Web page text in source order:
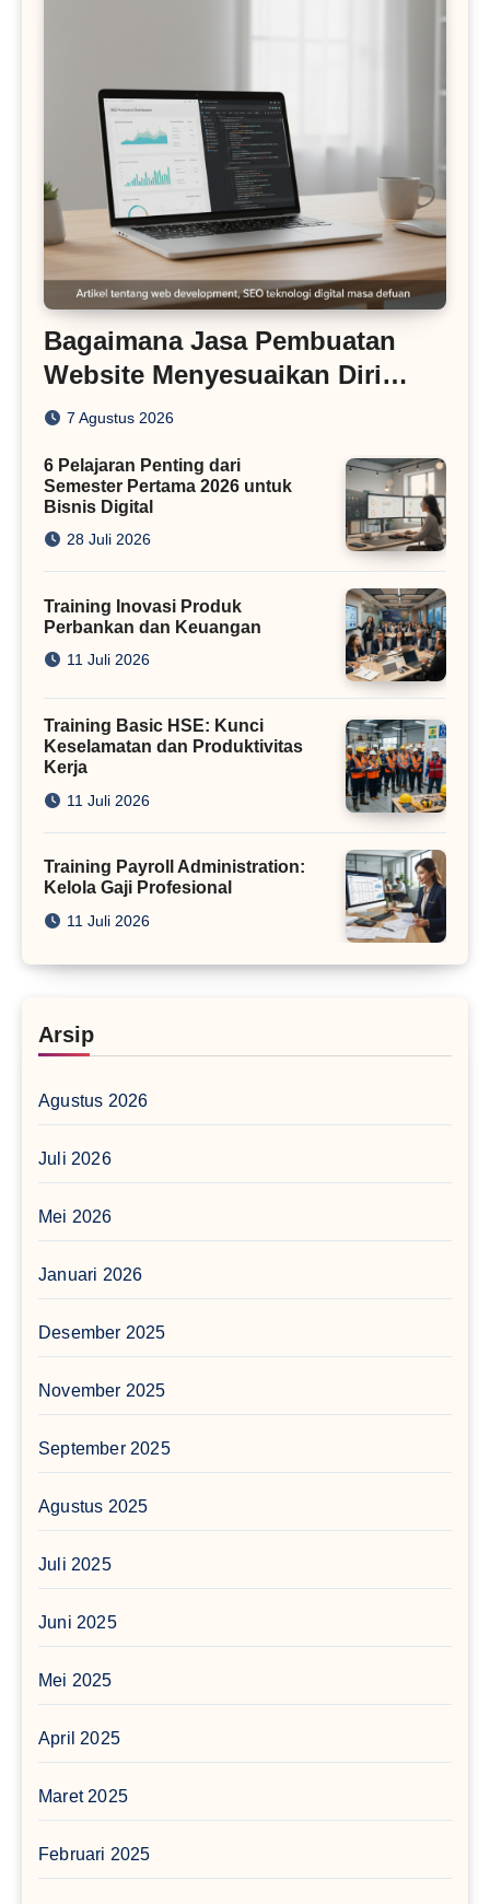
Bagaimana Jasa Pembuatan
Website Menyesuaikan Diri
dengan Algoritma SEO Masa
7 Agustus 2026
6 Pelajaran Penting dari
Semester Pertama 2026 untuk
Bisnis Digital
28 Juli 2026
Training Inovasi Produk
Perbankan dan Keuangan
11 Juli 2026
Training Basic HSE: Kunci
Keselamatan dan Produktivitas
Kerja
11 Juli 2026
Training Payroll Administration:
Kelola Gaji Profesional
11 Juli 2026
Arsip
Agustus 2026
Juli 2026
Mei 2026
Januari 2026
Desember 2025
November 2025
September 2025
Agustus 2025
Juli 2025
Juni 2025
Mei 2025
April 2025
Maret 2025
Februari 2025